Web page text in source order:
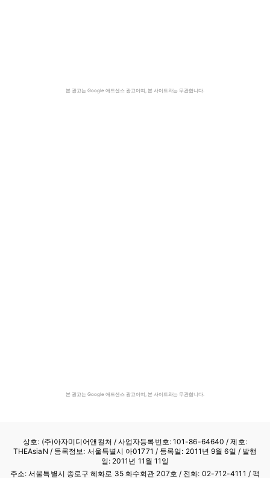
본 광고는 Google 애드센스 광고이며, 본 사이트와는 무관합니다.
본 광고는 Google 애드센스 광고이며, 본 사이트와는 무관합니다.
상호: (주)아자미디어앤컬처 /사업자등록번호: 101-86-64640 / 제호:
THEAsiaN / 등록정보: 서울특별시 아01771 / 등록일: 2011년 9월 6일 / 발행
일: 2011년 11월 11일
주소: 서울특별시 종로구 혜화로 35 화수회관 207호 / 전화: 02-712-4111 / 팩